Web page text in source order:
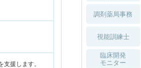
援します。
調剤薬局事務
視能訓練士
臨床開発
モニター